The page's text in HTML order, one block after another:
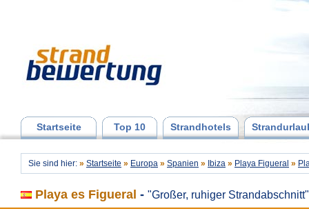
Startseite Top 10 Strandhotels
Sie sind hier: » Startseite » Europa » Spanien » Ibiza » Playa Figueral »
Playa es Figueral - "Großer, ruhiger Strandabschnitt"